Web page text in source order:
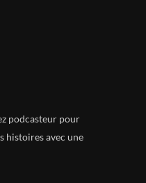
podcasteur pour
histoires avec une